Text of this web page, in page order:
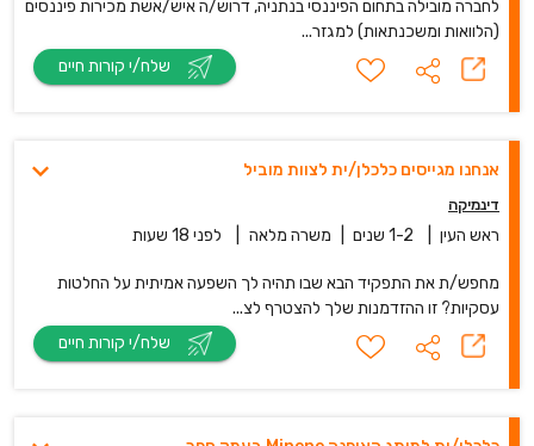
לחברה מובילה בתחום הפיננסי בנתניה, דרוש/ה איש/אשת מכירות פיננסים
(הלוואות ומשכנתאות) למגזר...
אנחנו מגייסים כלכלן/ית לצוות מוביל
דינמיקה
ראש העין 1-2 שנים משרה מלאה לפני 18 שעות
מחפש/ת את התפקיד הבא שבו תהיה לך השפעה אמיתית על החלטות
עסקיות? זו ההזדמנות שלך להצטרף לצ...